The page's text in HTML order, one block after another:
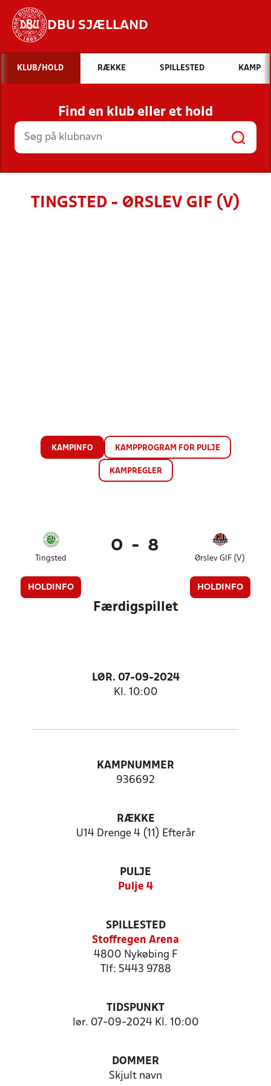
DBU SJÆLLAND
Hvad vil du søge efter?
INDHOLD OG NYHEDER
STILLINGER, RESULTATER, KLUBBER OG
HOLD
KLUB/HOLD RÆKKE SPILLESTED KAMP
Find en klub eller et hold
TINGSTED - ØRSLEV GIF (V)
KAMPINFO KAMPPROGRAM FOR PULJE
KAMPREGLER
Tingsted
HOLDINFO
0 - 8
Ørslev GIF (V)
HOLDINFO
Færdigspillet
LØR. 07-09-2024
Kl. 10:00
KAMPNUMMER
936692
RÆKKE
U14 Drenge 4 (11) Efterår
PULJE
Pulje 4
SPILLESTED
Stoffregen Arena
4800 Nykøbing F
Tlf: 5443 9788
TIDSPUNKT
lør. 07-09-2024 Kl. 10:00
DOMMER
Skjult navn